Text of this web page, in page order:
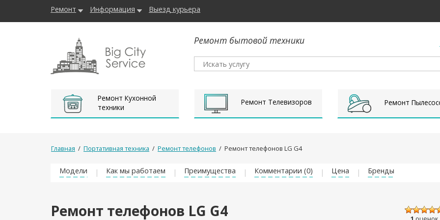
Ремонт Информация Выезд курьера
Ремонт бытовой техники
Ремонт Кухонной
техники
Ремонт Телевизоров Ремонт
Главная / Портативная техника / Ремонт телефонов / Ремонт телефонов LG G4
Модели Как мы работаем Преимущества Комментарии (0) Цена Бренды
Ремонт телефонов LG G4